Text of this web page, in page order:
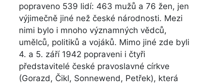
popraveno 539 lidí: 463 mužů a 76 žen, jen
výjimečně jiné než české národnosti. Mezi
nimi bylo i mnoho významných vědců,
umělců, politiků a vojáků. Mimo jiné zde byli
4. a 5. září 1942 popraveni i čtyři
představitelé české pravoslavné církve
(Gorazd, Čikl, Sonnewend, Petřek), která